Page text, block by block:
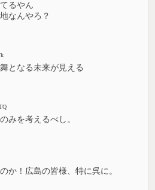
るやん
なんやろ？
となる未来が見える
みを考えるべし。
か！広島の皆様、特に呉に。